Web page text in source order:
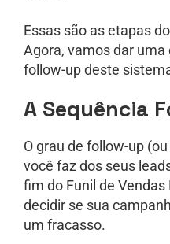
Essas são as etapas
Agora, vamos dar
follow-up deste
A Sequência
O grau de follow-up
você faz dos seus
fim do Funil de Vendas
decidir se sua
um fracasso.